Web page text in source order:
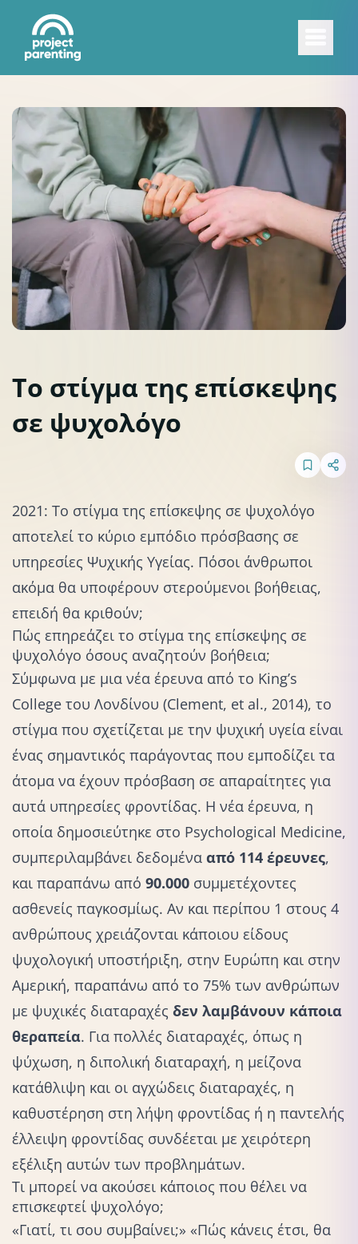
Το στίγμα της επίσκεψης
σε ψυχολόγο
2021: Το στίγμα της επίσκεψης σε ψυχολόγο
αποτελεί το κύριο εμπόδιο πρόσβασης σε
υπηρεσίες Ψυχικής Υγείας. Πόσοι άνθρωποι
ακόμα θα υποφέρουν στερούμενοι βοήθειας,
επειδή θα κριθούν;
Πώς επηρεάζει το στίγμα της επίσκεψης σε
ψυχολόγο όσους αναζητούν βοήθεια;
Σύμφωνα με μια νέα έρευνα από το King’s
College του Λονδίνου (Clement, et al., 2014), το
στίγμα που σχετίζεται με την ψυχική υγεία είναι
ένας σημαντικός παράγοντας που εμποδίζει τα
άτομα να έχουν πρόσβαση σε απαραίτητες για
αυτά υπηρεσίες φροντίδας. Η νέα έρευνα, η
οποία δημοσιεύτηκε στο Psychological Medicine,
συμπεριλαμβάνει δεδομένα από 114 έρευνες,
και παραπάνω από 90.000 συμμετέχοντες
ασθενείς παγκοσμίως. Αν και περίπου 1 στους 4
ανθρώπους χρειάζονται κάποιου είδους
ψυχολογική υποστήριξη, στην Ευρώπη και στην
Αμερική, παραπάνω από το 75% των ανθρώπων
με ψυχικές διαταραχές δεν λαμβάνουν κάποια
θεραπεία. Για πολλές διαταραχές, όπως η
ψύχωση, η διπολική διαταραχή, η μείζονα
κατάθλιψη και οι αγχώδεις διαταραχές, η
καθυστέρηση στη λήψη φροντίδας ή η παντελής
έλλειψη φροντίδας συνδέεται με χειρότερη
εξέλιξη αυτών των προβλημάτων.
Τι μπορεί να ακούσει κάποιος που θέλει να
επισκεφτεί ψυχολόγο;
«Γιατί, τι σου συμβαίνει;» «Πώς κάνεις έτσι, θα